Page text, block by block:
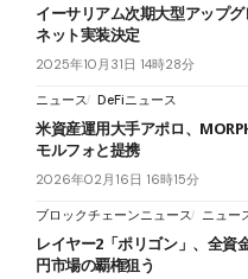
イーサリアム次期大型アップグ
ネット実装決定
2025年10月31日 14時28分
ニュース DeFiニュース
米資産運用大手アポロ、
モルフォと提携
2026年02月16日 16時15分
ブロックチェーンニュース ニュー
レイヤー2「ポリゴン」、全資
円市場の覇権狙う